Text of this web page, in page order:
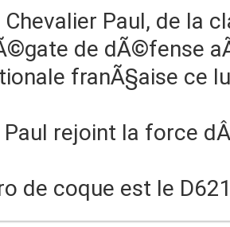
Paul, de la
de dÃ©fense
franÃ§aise ce
rejoint la force
de coque est le